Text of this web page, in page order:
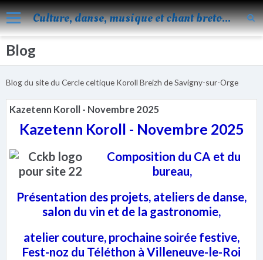
Culture, danse, musique et chant bretons
Accueil
Facebook
Album
Contact
Blog
Blog du site du Cercle celtique Koroll Breizh de Savigny-sur-Orge
Kazetenn Koroll - Novembre 2025
Kazetenn Koroll - Novembre 2025
Composition du CA et du
bureau,
Présentation des projets, ateliers de danse,
salon du vin et de la gastronomie,
atelier couture, prochaine soirée festive,
Fest-noz du Téléthon à Villeneuve-le-Roi